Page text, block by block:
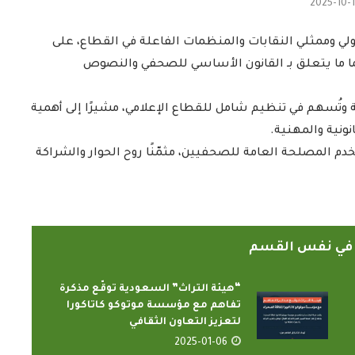
2025-10-
وممثلي النقابات والمنظمات الفاعلة في القطاع، على
ما يتعلق بـ القانون الأساسي للصحفي والنصوص
وتُسهم في تنظيم شامل للقطاع الإعلامي، مشيرًا إلى أهمية
والمهنية.
يخدم المصلحة العامة للصحفيين، مثمّنًا روح الحوار والشراكة
في نفس القسم
“هيئة التراث” السعودية توقّع مذكرة
تفاهم مع مؤسسة موتوكو كاتاكورا
لتعزيز التعاون الثقافي
2025-01-06